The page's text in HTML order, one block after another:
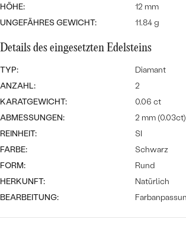
Wave
ANSEHEN
ANSEHEN
HÖHE:
12 mm
UNGEFÄHRES GEWICHT:
11.84 g
Details des eingesetzten Edelsteins
TYP:
Diamant
ANZAHL:
2
KARATGEWICHT:
0.06 ct
ABMESSUNGEN:
2 mm (0.03ct)
REINHEIT:
SI
FARBE:
Schwarz
FORM:
Rund
HERKUNFT:
Natürlich
BEARBEITUNG: